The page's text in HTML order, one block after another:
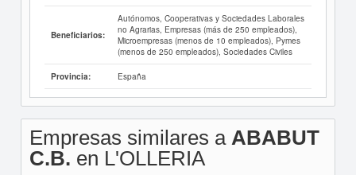
Beneficiarios:
Autónomos, Cooperativas y Sociedades Laborales
no Agrarias, Empresas (más de 250 empleados),
Microempresas (menos de 10 empleados), Pymes
(menos de 250 empleados), Sociedades Civiles
Provincia: España
Empresas similares a ABABUT
C.B. en L'OLLERIA